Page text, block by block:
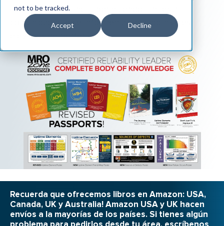
not to be tracked.
Accept Decline
avanzado a distancia, permitiendo a nuestra
comunidad que se informen alcanzado niveles
elevados de performance.
Recuerda que ofrecemos libros en Amazon: USA,
Canada, UK y Australia! Amazon USA y UK hacen
envíos a la mayorías de los países. Si tienes algún